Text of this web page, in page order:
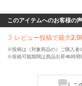
このアイテムへのお客様の声
レビュー投稿で最大
※投稿は（対象商品の）ご購入者
※投稿可能期間は商品出荷48時間